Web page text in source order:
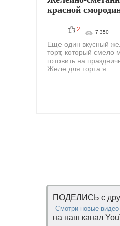
красной
2 7 350
Еще один вкусный
торт, который смело
готовить на
Желе для торта я...
ПОДЕЛИСЬ с
Смотри новые видео
на наш канал